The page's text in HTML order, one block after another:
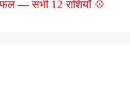
— सभी 12 राशियाँ 💠